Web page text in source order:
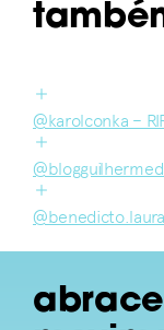
@karolconka –
abrace este